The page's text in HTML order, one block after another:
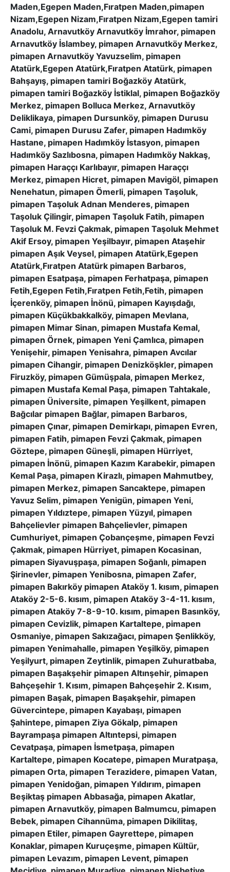
Maden,Egepen Maden,Fıratpen Maden,pimapen
Nizam,Egepen Nizam,Fıratpen Nizam,Egepen tamiri
Anadolu, Arnavutköy Arnavutköy İmrahor, pimapen
Arnavutköy İslambey, pimapen Arnavutköy Merkez,
pimapen Arnavutköy Yavuzselim, pimapen
Atatürk,Egepen Atatürk,Fıratpen Atatürk, pimapen
Bahşayış, pimapen tamiri Boğazköy Atatürk,
pimapen tamiri Boğazköy İstiklal, pimapen Boğazköy
Merkez, pimapen Bolluca Merkez, Arnavutköy
Deliklikaya, pimapen Dursunköy, pimapen Durusu
Cami, pimapen Durusu Zafer, pimapen Hadımköy
Hastane, pimapen Hadımköy İstasyon, pimapen
Hadımköy Sazlıbosna, pimapen Hadımköy Nakkaş,
pimapen Haraççı Karlıbayır, pimapen Haraççı
Merkez, pimapen Hicret, pimapen Mavigöl, pimapen
Nenehatun, pimapen Ömerli, pimapen Taşoluk,
pimapen Taşoluk Adnan Menderes, pimapen
Taşoluk Çilingir, pimapen Taşoluk Fatih, pimapen
Taşoluk M. Fevzi Çakmak, pimapen Taşoluk Mehmet
Akif Ersoy, pimapen Yeşilbayır, pimapen Ataşehir
pimapen Aşık Veysel, pimapen Atatürk,Egepen
Atatürk,Fıratpen Atatürk pimapen Barbaros,
pimapen Esatpaşa, pimapen Ferhatpaşa, pimapen
Fetih,Egepen Fetih,Fıratpen Fetih,Fetih, pimapen
İçerenköy, pimapen İnönü, pimapen Kayışdağı,
pimapen Küçükbakkalköy, pimapen Mevlana,
pimapen Mimar Sinan, pimapen Mustafa Kemal,
pimapen Örnek, pimapen Yeni Çamlıca, pimapen
Yenişehir, pimapen Yenisahra, pimapen Avcılar
pimapen Cihangir, pimapen Denizköşkler, pimapen
Firuzköy, pimapen Gümüşpala, pimapen Merkez,
pimapen Mustafa Kemal Paşa, pimapen Tahtakale,
pimapen Üniversite, pimapen Yeşilkent, pimapen
Bağcılar pimapen Bağlar, pimapen Barbaros,
pimapen Çınar, pimapen Demirkapı, pimapen Evren,
pimapen Fatih, pimapen Fevzi Çakmak, pimapen
Göztepe, pimapen Güneşli, pimapen Hürriyet,
pimapen İnönü, pimapen Kazım Karabekir, pimapen
Kemal Paşa, pimapen Kirazlı, pimapen Mahmutbey,
pimapen Merkez, pimapen Sancaktepe, pimapen
Yavuz Selim, pimapen Yenigün, pimapen Yeni,
pimapen Yıldıztepe, pimapen Yüzyıl, pimapen
Bahçelievler pimapen Bahçelievler, pimapen
Cumhuriyet, pimapen Çobançeşme, pimapen Fevzi
Çakmak, pimapen Hürriyet, pimapen Kocasinan,
pimapen Siyavuşpaşa, pimapen Soğanlı, pimapen
Şirinevler, pimapen Yenibosna, pimapen Zafer,
pimapen Bakırköy pimapen Ataköy 1. kısım, pimapen
Ataköy 2-5-6. kısım, pimapen Ataköy 3-4-11. kısım,
pimapen Ataköy 7-8-9-10. kısım, pimapen Basınköy,
pimapen Cevizlik, pimapen Kartaltepe, pimapen
Osmaniye, pimapen Sakızağacı, pimapen Şenlikköy,
pimapen Yenimahalle, pimapen Yeşilköy, pimapen
Yeşilyurt, pimapen Zeytinlik, pimapen Zuhuratbaba,
pimapen Başakşehir pimapen Altınşehir, pimapen
Bahçeşehir 1. Kısım, pimapen Bahçeşehir 2. Kısım,
pimapen Başak, pimapen Başakşehir, pimapen
Güvercintepe, pimapen Kayabaşı, pimapen
Şahintepe, pimapen Ziya Gökalp, pimapen
Bayrampaşa pimapen Altıntepsi, pimapen
Cevatpaşa, pimapen İsmetpaşa, pimapen
Kartaltepe, pimapen Kocatepe, pimapen Muratpaşa,
pimapen Orta, pimapen Terazidere, pimapen Vatan,
pimapen Yenidoğan, pimapen Yıldırım, pimapen
Beşiktaş pimapen Abbasağa, pimapen Akatlar,
pimapen Arnavutköy, pimapen Balmumcu, pimapen
Bebek, pimapen Cihannüma, pimapen Dikilitaş,
pimapen Etiler, pimapen Gayrettepe, pimapen
Konaklar, pimapen Kuruçeşme, pimapen Kültür,
pimapen Levazım, pimapen Levent, pimapen